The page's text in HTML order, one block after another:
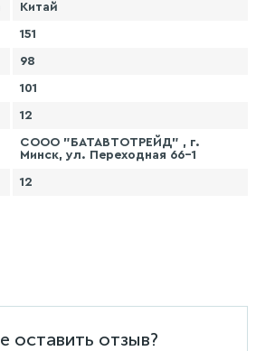
Китай
151
98
101
12
СООО "БАТАВТОТРЕЙД" , г.
Минск, ул. Переходная 66-1
12
оставить отзыв?